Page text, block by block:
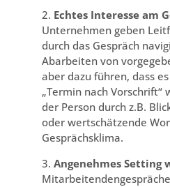
2. Echtes Interesse am
Unternehmen geben
durch das Gespräch
Abarbeiten von
aber dazu führen, dass
„Termin nach Vorschrift“
der Person durch z.B.
oder wertschätzende
Gesprächsklima.
3. Angenehmes Setting